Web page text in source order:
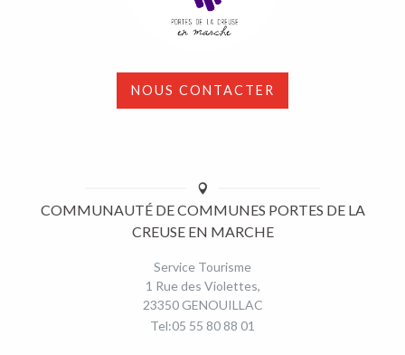
NOUS CONTACTER
COMMUNAUTÉ DE COMMUNES PORTES DE LA
CREUSE EN MARCHE
Service Tourisme
1 Rue des Violettes,
23350 GENOUILLAC
Tel:05 55 80 88 01